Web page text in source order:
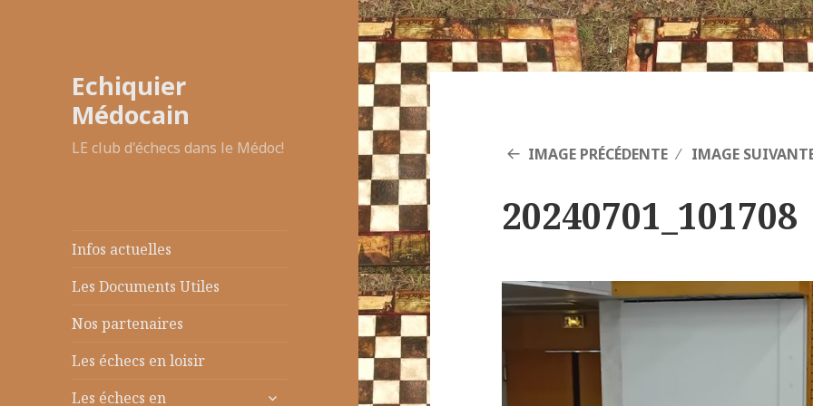
Echiquier
Médocain
LE club d'échecs dans le Médoc!
Infos actuelles
Les Documents Utiles
Nos partenaires
Les échecs en loisir
Les échecs en
ouvrir
IMAGE PRÉCÉDENTE IMAGE
20240701_101708